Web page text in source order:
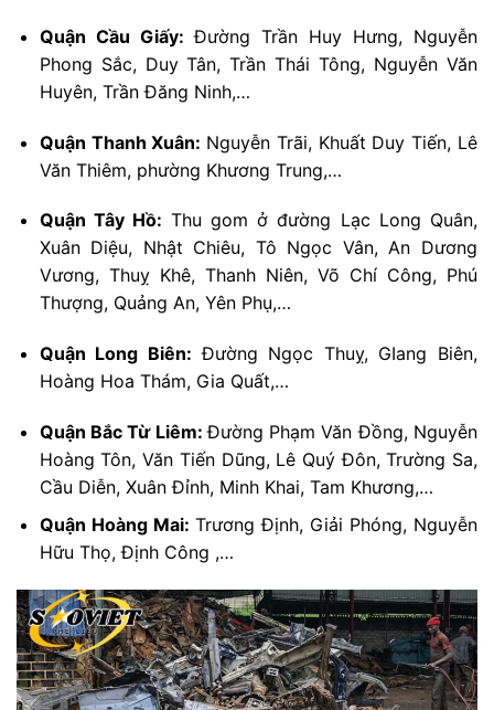
Quận Cầu Giấy:Đường Trần Huy Hưng, Nguyễn
Phong Sắc, Duy Tân, Trần Thái Tông, Nguyễn Văn
Huyên, Trần Đăng Ninh,…
Quận Thanh Xuân: Nguyễn Trãi, Khuất Duy Tiến, Lê
Văn Thiêm, phường Khương Trung,…
Quận Tây Hồ: Thu gom ở đường Lạc Long Quân,
Xuân Diệu, Nhật Chiêu, Tô Ngọc Vân, An Dương
Vương, Thuỵ Khê, Thanh Niên, Võ Chí Công, Phú
Thượng, Quảng An, Yên Phụ,…
Quận Long Biên:Đường Ngọc Thuỵ, GIang Biên,
Hoàng Hoa Thám, Gia Quất,…
Quận Bắc Từ Liêm:Đường Phạm Văn Đồng, Nguyễn
Hoàng Tôn, Văn Tiến Dũng, Lê Quý Đôn, Trường Sa,
Cầu Diễn, Xuân Đỉnh, Minh Khai, Tam Khương,…
Quận Hoàng Mai: Trương Định, Giải Phóng, Nguyễn
Hữu Thọ, Định Công ,…